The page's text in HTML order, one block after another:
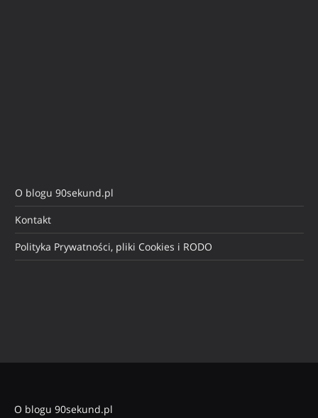
O blogu 90sekund.pl
Kontakt
Polityka Prywatności, pliki Cookies i RODO
O blogu 90sekund.pl